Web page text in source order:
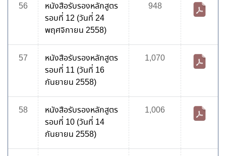
56
หนังสือรับรองหลักสูตร
รอบที่ 12 (วันที่ 24
พฤศจิกายน 2558)
948
57
หนังสือรับรองหลักสูตร
รอบที่ 11 (วันที่ 16
กันยายน 2558)
1,070
58
หนังสือรับรองหลักสูตร
รอบที่ 10 (วันที่ 14
กันยายน 2558)
1,006